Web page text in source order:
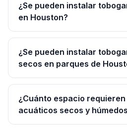
¿Se pueden instalar
en Houston?
¿Se pueden instalar
secos en parques de
¿Cuánto espacio
acuáticos secos y